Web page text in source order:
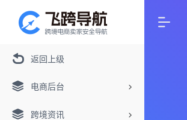
返回上级
电商后台
跨境资讯